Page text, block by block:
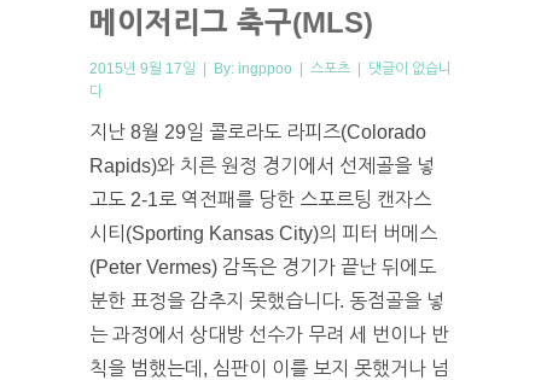
메이저리그 축구(MLS)
2015년 9월 17일 | By: ingppoo | 스포츠 | 댓글이 없습니
다
지난 8월 29일 콜로라도 라피즈(Colorado
Rapids)와 치른 원정 경기에서 선제골을 넣
고도 2-1로 역전패를 당한 스포르팅 캔자스
시티(Sporting Kansas City)의 피터 버메스
(Peter Vermes) 감독은 경기가 끝난 뒤에도
분한 표정을 감추지 못했습니다. 동점골을 넣
는 과정에서 상대방 선수가 무려 세 번이나 반
칙을 범했는데, 심판이 이를 보지 못했거나 넘